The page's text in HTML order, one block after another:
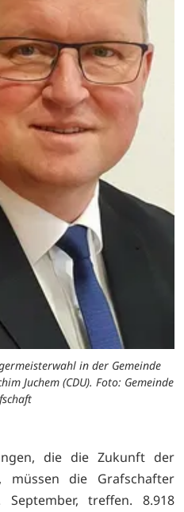
in der Gemeinde
Juchem (CDU). Foto: Gemeinde
die die Zukunft der
müssen die Grafschafter
treffen. 8.918